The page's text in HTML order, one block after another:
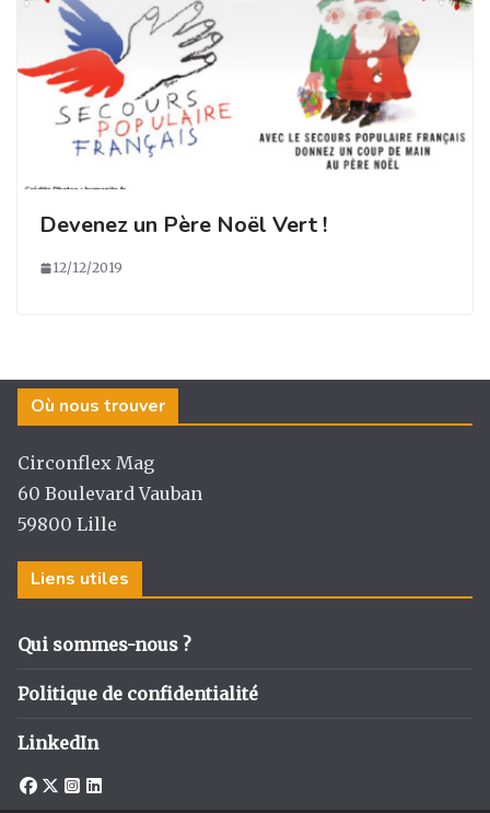
Devenez un Père Noël Vert !
12/12/2019
Où nous trouver
Circonflex Mag
60 Boulevard Vauban
59800 Lille
Liens utiles
Qui sommes-nous ?
Politique de confidentialité
LinkedIn